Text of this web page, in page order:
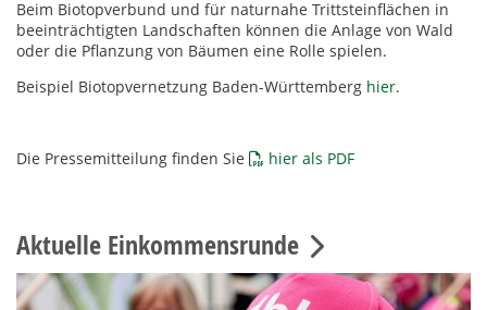
Beim Biotopverbund und für naturnahe Trittsteinflächen in
beeinträchtigten Landschaften können die Anlage von Wald
oder die Pflanzung von Bäumen eine Rolle spielen.
Beispiel Biotopvernetzung Baden-Württemberg hier.
Die Pressemitteilung finden Sie hier als PDF
Aktuelle Einkommensrunde